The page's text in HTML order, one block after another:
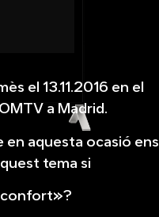
el 13.11.2016 en el
a Madrid.
aquesta ocasió ens
tema si
confort»?